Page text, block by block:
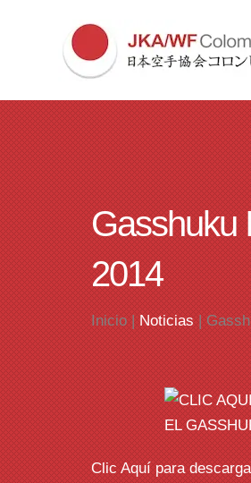
Gasshuku
2014
Inicio |Noticias|
Clic Aquí para